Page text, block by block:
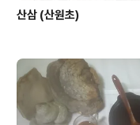
산삼 (산원초)